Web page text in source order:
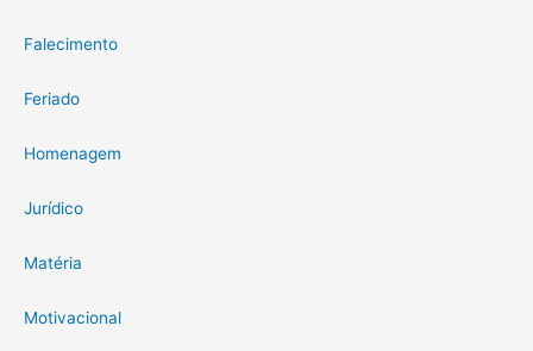
Falecimento
Feriado
Homenagem
Jurídico
Matéria
Motivacional